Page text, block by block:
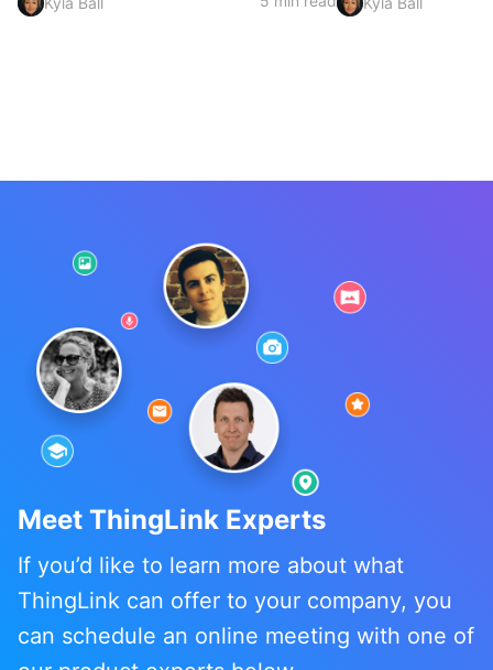
Meet ThingLink Experts
If you’d like to learn more about what
ThingLink can offer to your company, you
can schedule an online meeting with one of